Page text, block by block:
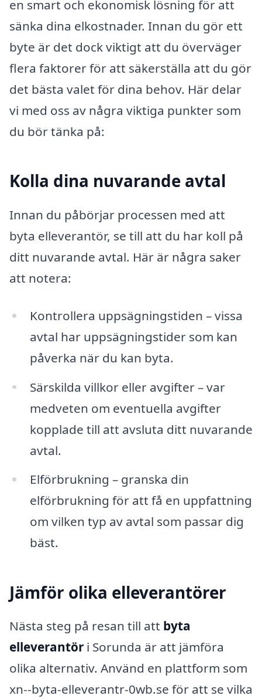
en smart och ekonomisk lösning för att
sänka dina elkostnader. Innan du gör ett
byte är det dock viktigt att du överväger
flera faktorer för att säkerställa att du gör
det bästa valet för dina behov. Här delar
vi med oss av några viktiga punkter som
du bör tänka på:
Kolla dina nuvarande avtal
Innan du påbörjar processen med att
byta elleverantör, se till att du har koll på
ditt nuvarande avtal. Här är några saker
att notera:
Kontrollera uppsägningstiden – vissa
avtal har uppsägningstider som kan
påverka när du kan byta.
Särskilda villkor eller avgifter – var
medveten om eventuella avgifter
kopplade till att avsluta ditt nuvarande
avtal.
Elförbrukning – granska din
elförbrukning för att få en uppfattning
om vilken typ av avtal som passar dig
bäst.
Jämför olika elleverantörer
Nästa steg på resan till att byta
elleverantör i Sorunda är att jämföra
olika alternativ. Använd en plattform som
xn--byta-elleverantr-0wb.se för att se vilka